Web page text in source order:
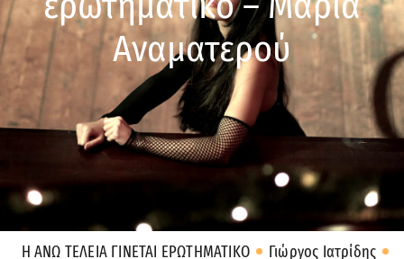
Αναματερού
Η ΑΝΩ ΤΕΛΕΙΑ ΓΙΝΕΤΑΙ ΕΡΩΤΗΜΑΤΙΚΟ
Γιώργος Ιατρίδης